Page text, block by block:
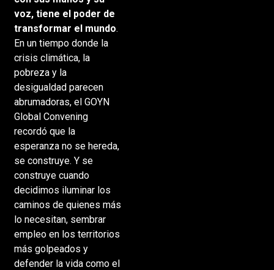
voz, tiene el poder de
transformar el mundo.
En un tiempo donde la
crisis climática, la
pobreza y la
desigualdad parecen
abrumadoras, el GOYN
Global Convening
recordó que la
esperanza no se hereda,
se construye. Y se
construye cuando
decidimos iluminar los
caminos de quienes más
lo necesitan, sembrar
empleo en los territorios
más golpeados y
defender la vida como el